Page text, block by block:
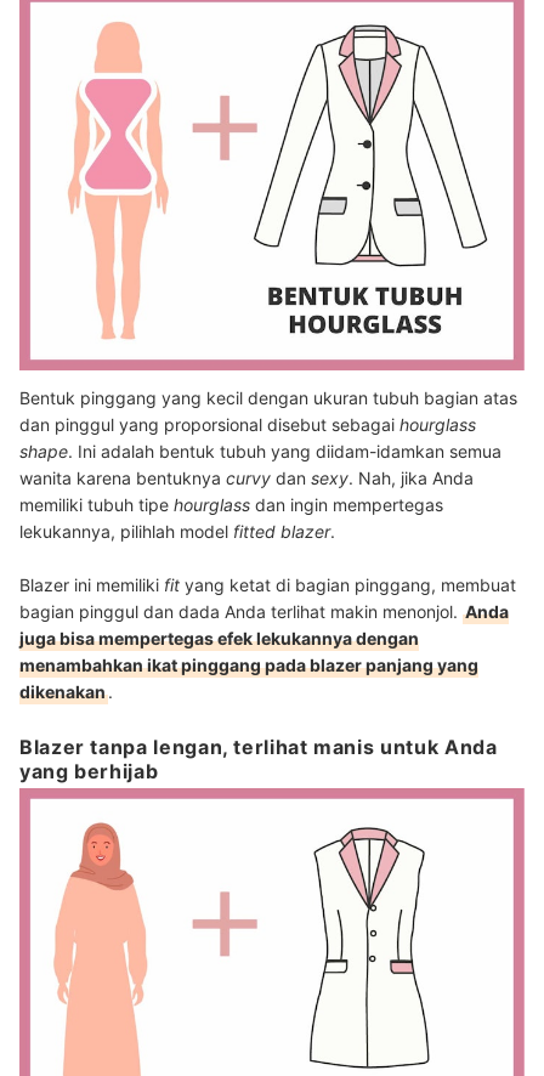
Bentuk pinggang yang kecil dengan ukuran tubuh bagian atas
dan pinggul yang proporsional disebut sebagai hourglass
shape. Ini adalah bentuk tubuh yang diidam-idamkan semua
wanita karena bentuknya curvy dan sexy. Nah, jika Anda
memiliki tubuh tipe hourglass dan ingin mempertegas
lekukannya, pilihlah model fitted blazer.
Blazer ini memiliki fit yang ketat di bagian pinggang, membuat
bagian pinggul dan dada Anda terlihat makin menonjol. Anda
juga bisa mempertegas efek lekukannya dengan
menambahkan ikat pinggang pada blazer panjang yang
dikenakan.
Blazer tanpa lengan, terlihat manis untuk Anda
yang berhijab